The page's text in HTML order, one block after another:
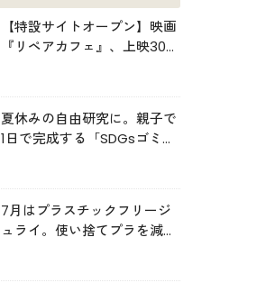
【特設サイトオープン】映画
『リペアカフェ』、上映300
夏休みの自由研究に。親子で
1日で完成する「SDGsゴミ・
7月はプラスチックフリージ
ュライ。使い捨てプラを減ら